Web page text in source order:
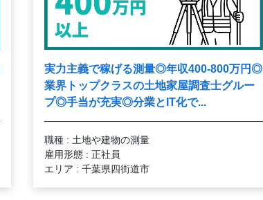
実力主義で稼げる測量◎年収400-800万円◎
業界トップクラスの土地家屋調査士グルー
プ◎手当が充実◎分業とIT化で...
職種 : 土地や建物の測量
雇用形態 : 正社員
エリア : 千葉県四街道市